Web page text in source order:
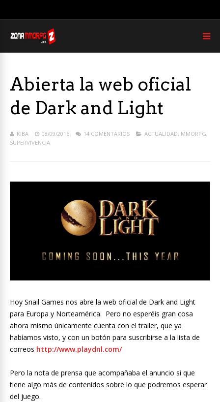
Abierta la web oficial
de Dark and Light
KIBA 08/09/2016 14 COMENTARIOS ACTUALIDAD, MMORPG,
SUPERVIVENCIA
Hoy Snail Games nos abre la web oficial de Dark and Light
para Europa y Norteamérica. Pero no esperéis gran cosa
ahora mismo únicamente cuenta con el trailer, que ya
habíamos visto, y con un botón para suscribirse a la lista de
correos http://www.playdnl.com/
Pero la nota de prensa que acompañaba el anuncio si que
tiene algo más de contenidos sobre lo que podremos esperar
del juego.